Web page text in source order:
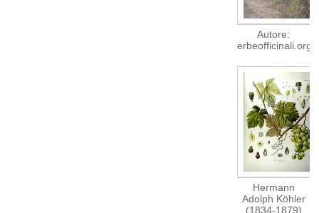
Autore:
erbeofficinali.org
Hermann
Adolph Köhler
(1834-1879)